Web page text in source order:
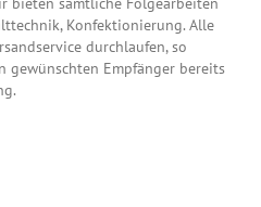
Konfektionierung. Alle
durchlaufen, so
gewünschten Empfänger bereits